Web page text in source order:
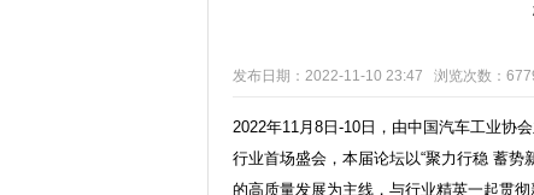
发布日期：2022-11-10 23:47 浏览次数：
2022年11月8日-10日，由中国汽车工业协
行业首场盛会，本届论坛以“聚力行稳 蓄势
的高质量发展为主线，与行业精英一起贯